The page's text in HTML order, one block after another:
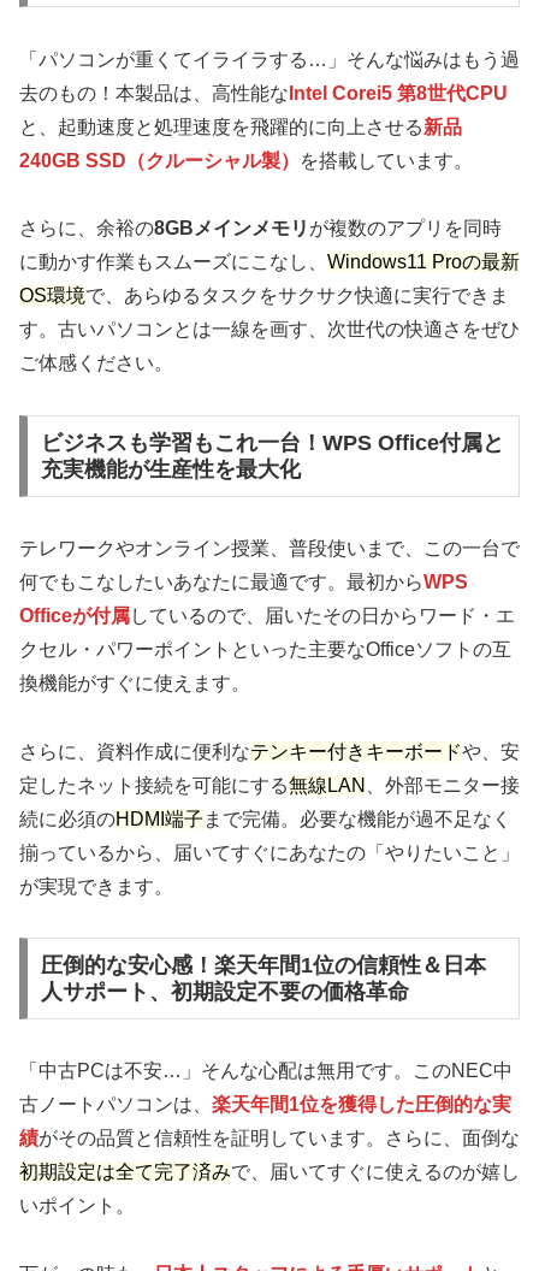
「パソコンが重くてイライラする…」そんな悩みはもう過
去のもの！本製品は、高性能な Intel Corei5 第8世代CPU
と、起動速度と処理速度を飛躍的に向上させる新品
240GB SSD（クルーシャル製）
を搭載しています。
さらに、余裕の8GBメインメモリ が複数のアプリを同時
に動かす作業もスムーズにこなし、 Windows11 Proの最新
OS環境で、あらゆるタスクをサクサク快適に実行できま
す。古いパソコンとは一線を画す、次世代の快適さをぜひ
ご体感ください。
ビジネスも学習もこれ一台！WPS Office付属と
充実機能が生産性を最大化
テレワークやオンライン授業、普段使いまで、この一台で
何でもこなしたいあなたに最適です。最初からWPS
Officeが付属しているので、届いたその日からワード・エ
クセル・パワーポイントといった主要なOfficeソフトの互
換機能がすぐに使えます。
さらに、資料作成に便利なテンキー付きキーボードや、安
定したネット接続を可能にする無線LAN
、外部モニター接
続に必須のHDMI端子 まで完備。必要な機能が過不足なく
揃っているから、届いてすぐにあなたの「やりたいこと」
が実現できます。
圧倒的な安心感！楽天年間1位の信頼性＆日本
人サポート、初期設定不要の価格革命
「中古PCは不安…」そんな心配は無用です。このNEC中
古ノートパソコンは、 楽天年間1位を獲得した圧倒的な実
績がその品質と信頼性を証明しています。さらに、面倒な
初期設定は全て完了済みで、届いてすぐに使えるのが嬉し
いポイント。